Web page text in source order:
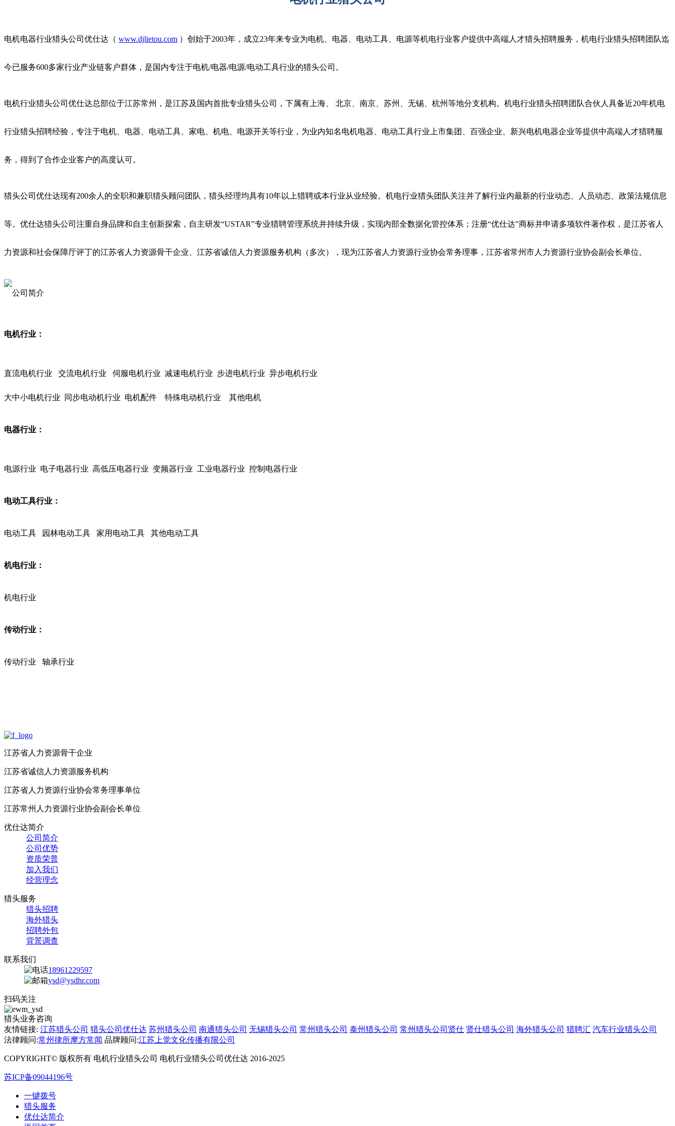
电机电器行业猎头公司优仕达（ www.djlietou.com ）创始于2003年，成立23年来专业为电机、电器、电动工具、电源等机电行业客户提供中高端人才猎头招聘服务，机电行业猎头招聘团队迄
今已服务600多家行业产业链客户群体，是国内专注于电机/电器/电源/电动工具行业的猎头公司。
电机行业猎头公司 优仕达总部位于江苏常州，是江苏及 国内首批专业猎头公司 ，下属有上海、 北京、南京、苏州、无锡、杭州等地分支机构。机电行业猎头招聘团队合伙人具备近20年机电
行业猎头招聘经验，专注于电机、 电器、电动工具、家电、机电、电源开关等行业，为业内知名电机电器、电动工具行业上市集团、百强企业、新兴电机电器企业等提供中高端人才猎聘服
务，得到了合作企业客户的高度认可。
猎头公司优仕达现有200余人的全职和兼职猎头顾问团队，猎头经理均具有10年以上猎聘或本行业从业经验。机电行业猎头团队关注并了解行业内最新的行业动态、人员动态、政策法规信息
等。 优仕达猎头公司注重自身品牌和自主创新探索， 自主研发“USTAR”专业猎聘管理系统并持续升级，实现内部全数据化管控体系； 注册“优仕达”商标并申请多项软件著作权，是江苏省人
力资源和社会保障厅评丁的江苏省人力资源骨干企业、 江苏省诚信人力资源服务机构（多次），现为江苏省人力资源行业协会常务理事，江苏省常州市人力资源行业协会副会长单位。
电机行业：
直流电机行业 交流电机行业 伺服电机行业 减速电机行业 步进电机行业 异步电机行业
大中小电机行业 同步电动机行业 电机配件 特殊电动机行业 其他电机
电器行业：
电源行业 电子电器行业 高低压电器行业 变频器行业 工业电器行业 控制电器行业
电动工具行业：
电动工具 园林电动工具 家用电动工具 其他电动工具
机电行业：
机电行业
传动行业：
传动行业 轴承行业
江苏省人力资源骨干企业
江苏省诚信人力资源服务机构
江苏省人力资源行业协会常务理事单位
江苏常州人力资源行业协会副会长单位
优仕达简介
公司简介
公司优势
资质荣普
加入我们
经营理念
猎头服务
猎头招聘
海外猎头
招聘外包
背景调查
联系我们
18961229597
ysd@ysdhr.com
扫码关注
猎头业务咨询
友情链接: 江苏猎头公司 猎头公司优仕达 苏州猎头公司 南通猎头公司 无锡猎头公司 常州猎头公司 泰州猎头公司 常州猎头公司贤仕 贤仕猎头公司 海外猎头公司 猎聘汇 汽车行业猎头公司
法律顾问:常州律所摩方常闻 品牌顾问:江苏上觉文化传播有限公司
COPYRIGHT© 版权所有 电机行业猎头公司 电机行业猎头公司优仕达 2016-2025
苏ICP备09044196号
一键拨号
猎头服务
优仕达简介